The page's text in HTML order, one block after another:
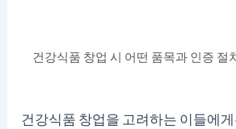
건강식품 창업 시 어떤 품목과 인증 절
건강식품 창업을 고려하는 이들에